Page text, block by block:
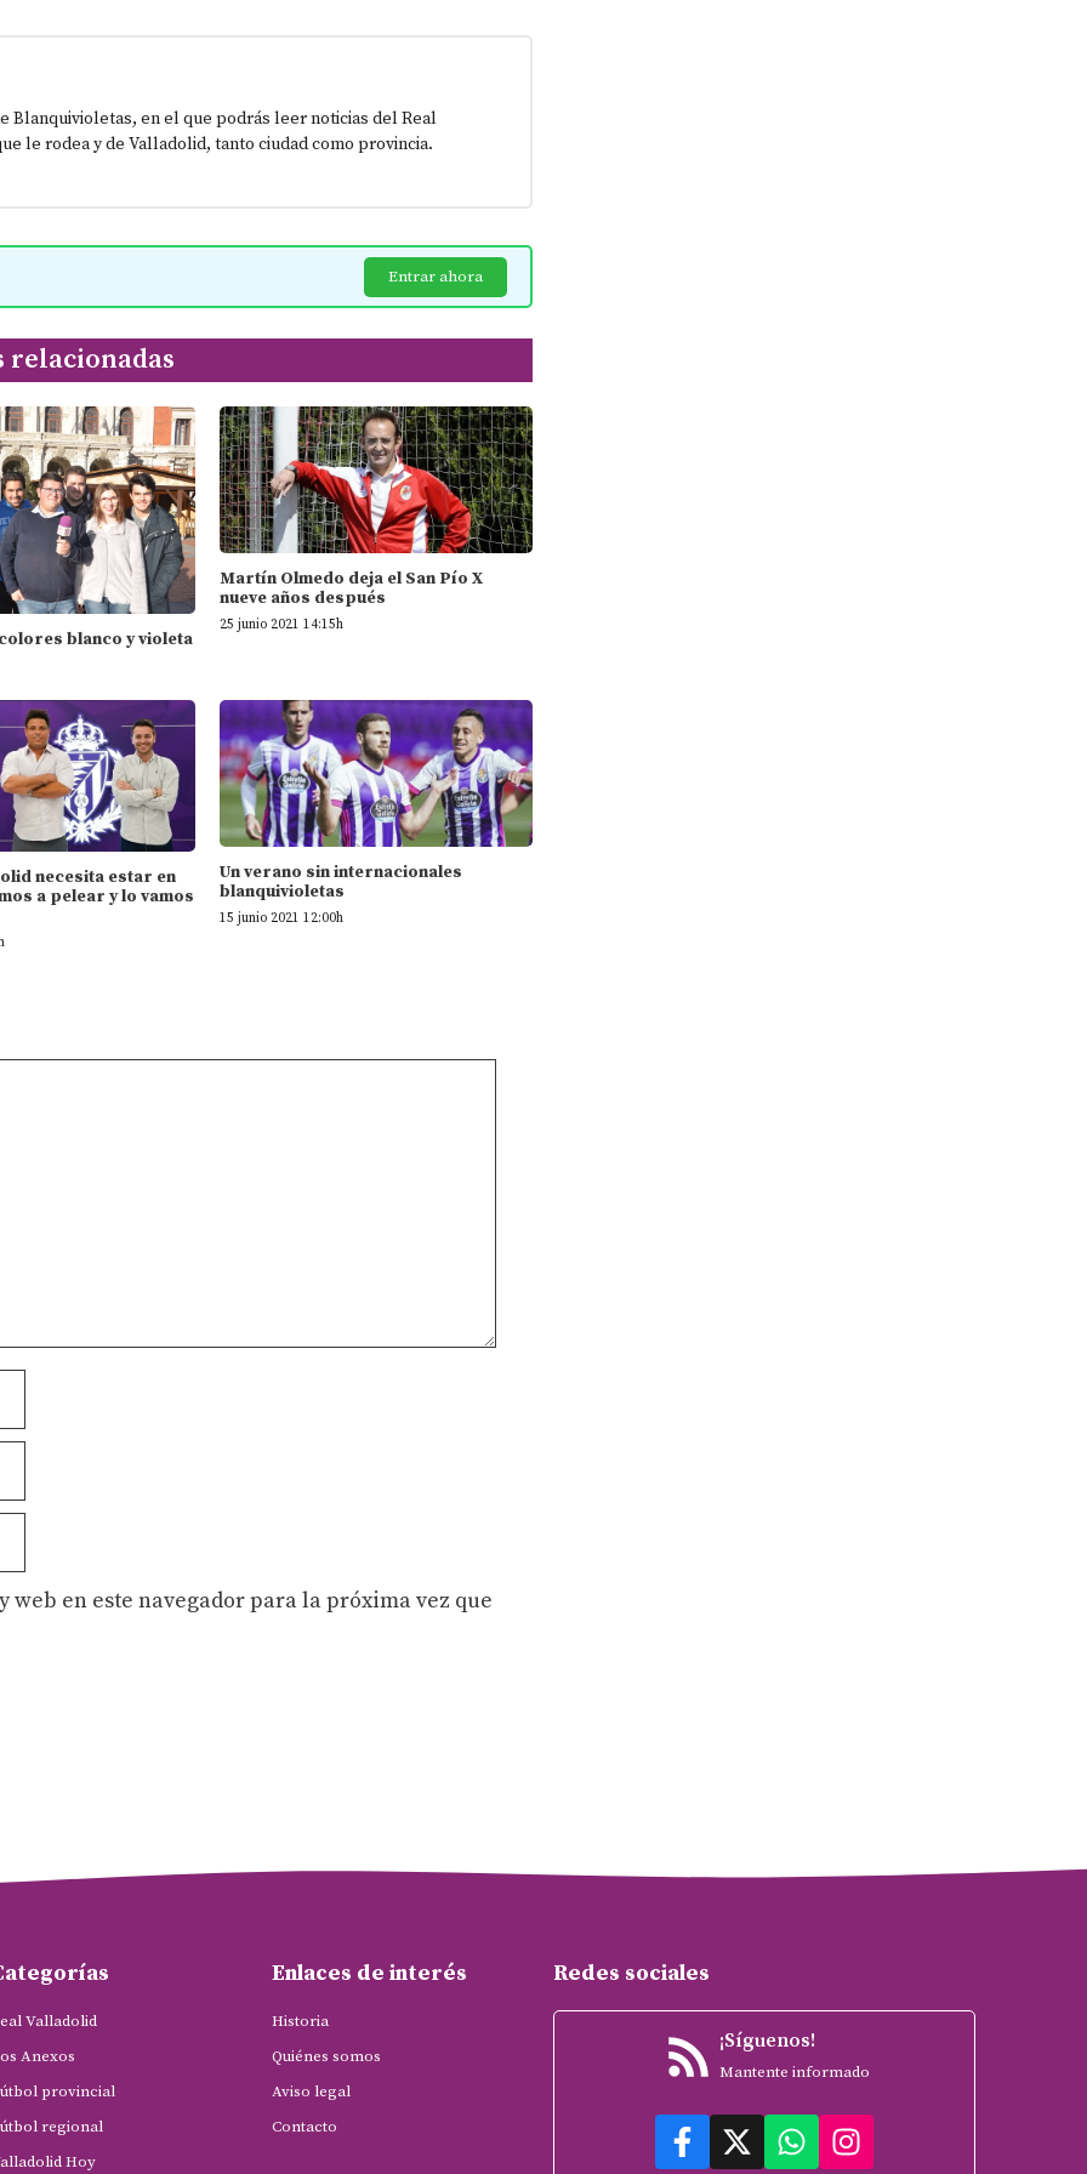
Blanquivioletas, en el que podrás leer noticias del Real
le rodea y de Valladolid, tanto ciudad como provincia.
Entrar ahora
relacionadas
blanco y violeta
Martín Olmedo deja el San Pío X
nueve años después
25 junio 2021 14:15h
necesita estar en
a pelear y lo vamos
Un verano sin internacionales
blanquivioletas
15 junio 2021 12:00h
en este navegador para la próxima vez que
Valladolid
Anexos
provincial
regional
Hoy
Enlaces de interés
Historia
Quiénes somos
Aviso legal
Contacto
Redes sociales
¡Síguenos!
Mantente informado